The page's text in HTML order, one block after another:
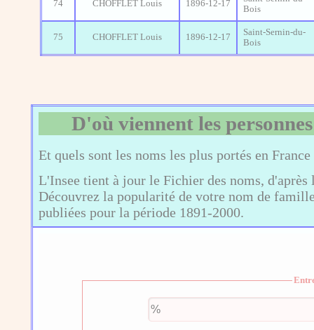
74 CHOFFLET Louis 1896-12-17
Bois
75 CHOFFLET Louis 1896-12-17
Saint-Sernin-du-
Bois
D'où viennent les
Et quels sont les noms les plus portés en
L'Insee tient à jour le Fichier des noms,
Découvrez la popularité de votre nom de
publiées pour la période 1891-2000.